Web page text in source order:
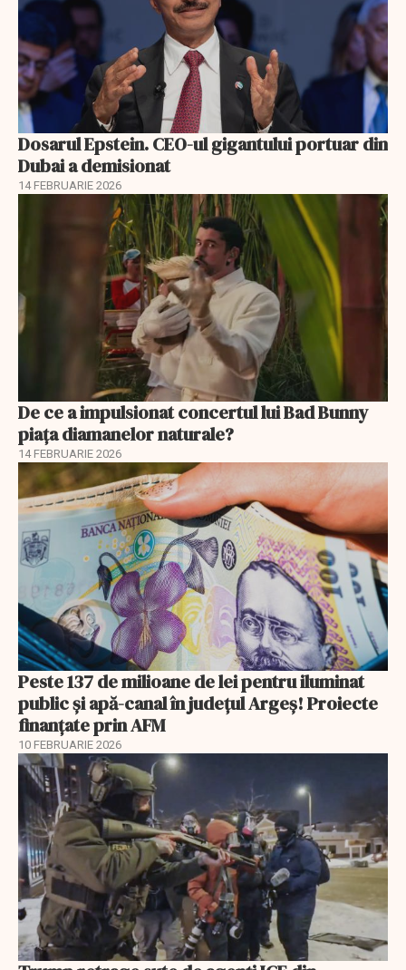
Dosarul Epstein. CEO-ul gigantului portuar din
Dubai a demisionat
14 FEBRUARIE 2026
De ce a impulsionat concertul lui Bad Bunny
piața diamanelor naturale?
14 FEBRUARIE 2026
Peste 137 de milioane de lei pentru iluminat
public și apă-canal în județul Argeș! Proiecte
finanțate prin AFM
10 FEBRUARIE 2026